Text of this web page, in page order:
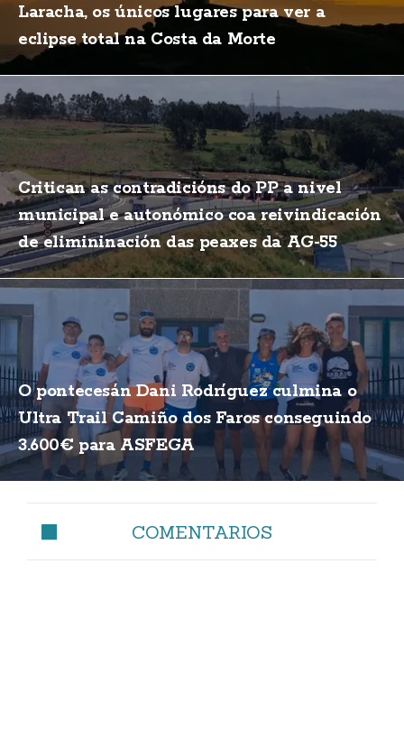
Laracha, os únicos lugares para ver a
eclipse total na Costa da Morte
Critican as contradicións do PP a nivel
municipal e autonómico coa reivindicación
de elimininación das peaxes da AG-55
O pontecesán Dani Rodríguez culmina o
Ultra Trail Camiño dos Faros conseguindo
3.600€ para ASFEGA
COMENTARIOS